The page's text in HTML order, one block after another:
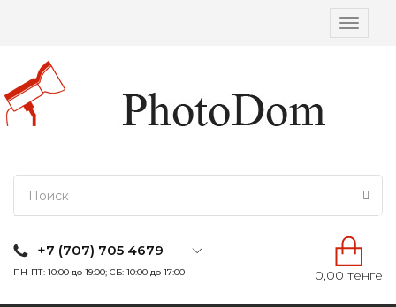
Вкл/
+7 (707) 705 4679
ПН-ПТ: 10:00 до 19:00; СБ: 10:00 до 17:00 0,00 тенге